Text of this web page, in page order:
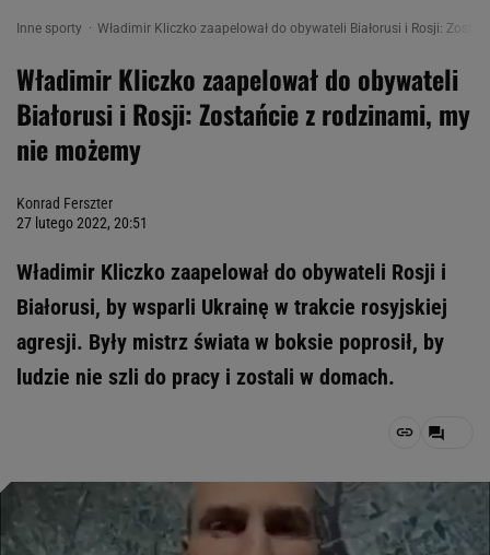
Inne sporty Władimir Kliczko zaapelował do obywateli Białorusi i Rosji:
Władimir Kliczko zaapelował do obywateli
Białorusi i Rosji: Zostańcie z rodzinami, my
nie możemy
Konrad Ferszter
27 lutego 2022, 20:51
Władimir Kliczko zaapelował do obywateli Rosji i
Białorusi, by wsparli Ukrainę w trakcie rosyjskiej
agresji. Były mistrz świata w boksie poprosił, by
ludzie nie szli do pracy i zostali w domach.